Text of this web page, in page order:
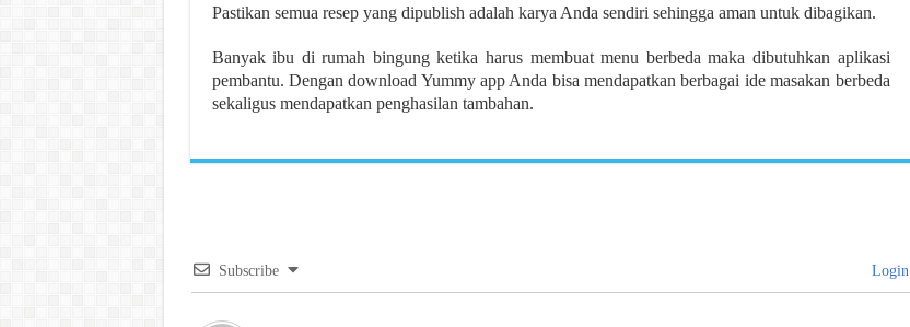
Pastikan semua resep yang dipublish adalah karya Anda sendiri sehingga aman untuk dibagikan.
Banyak ibu di rumah bingung ketika harus membuat menu berbeda maka dibutuhkan aplikasi
pembantu. Dengan download Yummy app Anda bisa mendapatkan berbagai ide masakan berbeda
sekaligus mendapatkan penghasilan tambahan.
Subscribe Login